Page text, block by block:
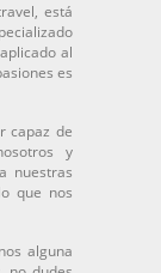
está
al
es
capaz de
y
nuestras
que nos
alguna